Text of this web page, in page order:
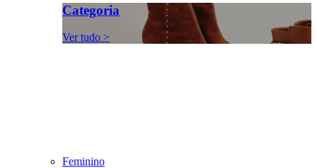
Categoria
Ver tudo >
Feminino